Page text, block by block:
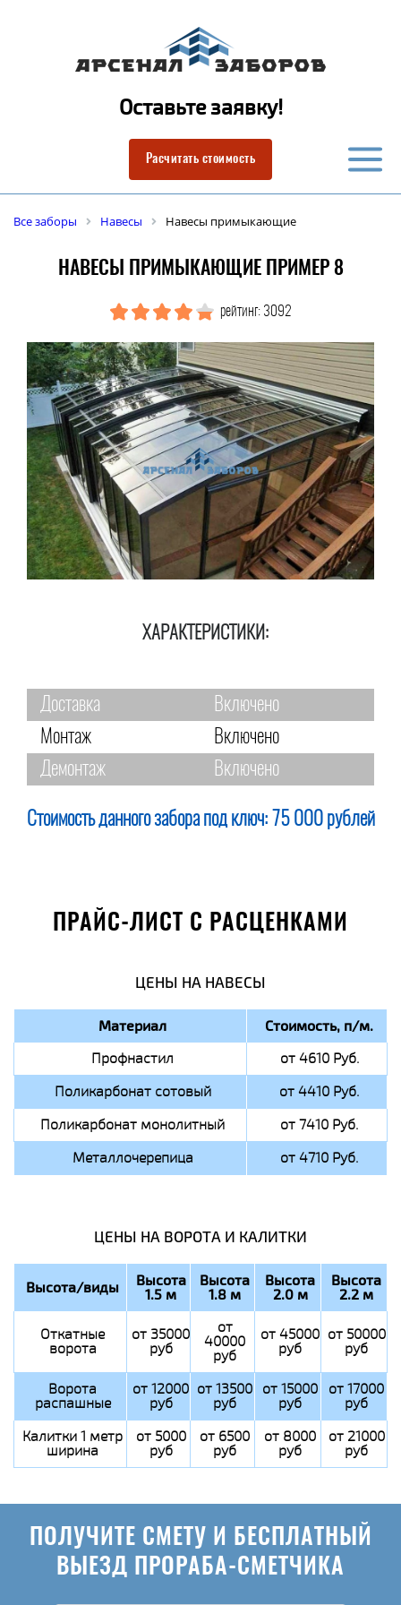
Оставьте заявку!
Расчитать стоимость
Все заборы Навесы Навесы примыкающие
НАВЕСЫ ПРИМЫКАЮЩИЕ ПРИМЕР 8
рейтинг: 3092
ХАРАКТЕРИСТИКИ:
Доставка
Включено
Монтаж
Включено
Демонтаж
Включено
Стоимость данного забора под ключ: 75 000 рублей
ПРАЙС-ЛИСТ С РАСЦЕНКАМИ
ЦЕНЫ НА НАВЕСЫ
Материал Стоимость, п/м.
Профнастил
от 4610 Руб.
Поликарбонат сотовый
от 4410 Руб.
Поликарбонат монолитный
от 7410 Руб.
Металлочерепица
от 4710 Руб.
ЦЕНЫ НА ВОРОТА И КАЛИТКИ
Высота/виды Высота
1.5 м
Высота
1.8 м
Высота
2.0 м
Высота
2.2 м
Откатные
ворота
от 35000
руб
от
40000
руб
от 45000
руб
от 50000
руб
Ворота
распашные
от 12000
руб
от 13500
руб
от 15000
руб
от 17000
руб
Калитки 1 метр
ширина
от 5000
руб
от 6500
руб
от 8000
руб
от 21000
руб
ПОЛУЧИТЕ СМЕТУ И БЕСПЛАТНЫЙ
ВЫЕЗД ПРОРАБА-СМЕТЧИКА